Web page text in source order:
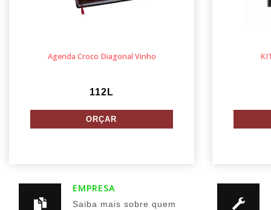
Agenda Croco Diagonal Vinho
112L
EMPRESA
Saiba mais sobre quem